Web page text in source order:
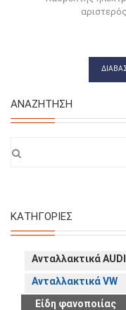
ΑΝΑΖΉΤΗΣΗ
ΚΑΤΗΓΟΡΊΕΣ
Ανταλλακτικά AUDI
Ανταλλακτικά VW
Είδη φανοποιίας